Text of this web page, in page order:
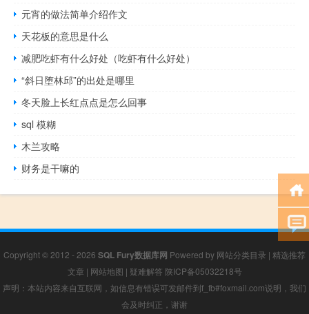
元宵的做法简单介绍作文
天花板的意思是什么
减肥吃虾有什么好处（吃虾有什么好处）
“斜日堕林邱”的出处是哪里
冬天脸上长红点点是怎么回事
sql 模糊
木兰攻略
财务是干嘛的
Copyright © 2012 - 2026 SQL Fury数据库网 Powered by 网站分类目录 | 精选推荐
文章 | 网站地图 | 疑难解答 陕ICP备05032218号
声明：本站内容来自互联网，如信息有错误可发邮件到f_fb#foxmail.com说明，我们
会及时纠正，谢谢